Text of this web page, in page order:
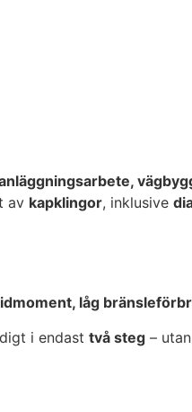
av kapklingor, inklusive
låg
i endast två steg –